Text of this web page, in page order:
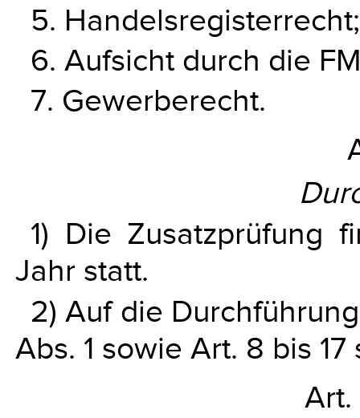
5. Handelsregisterrecht;
6. Aufsicht durch die
7. Gewerberecht.
1) Die Zusatzprüfung
Jahr statt.
2) Auf die
Abs. 1 sowie Art. 8 bis
Art.